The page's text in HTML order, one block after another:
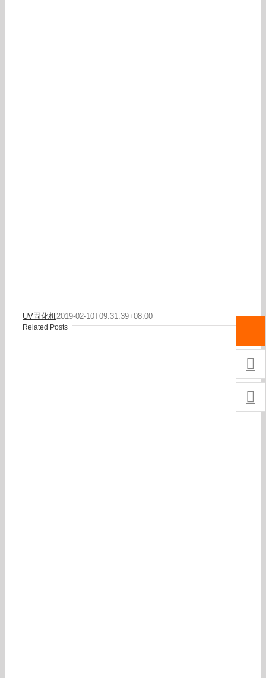
UV固化机2019-02-10T09:31:39+08:00
Related Posts

